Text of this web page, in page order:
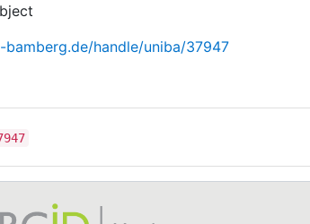
handle/uniba/37947